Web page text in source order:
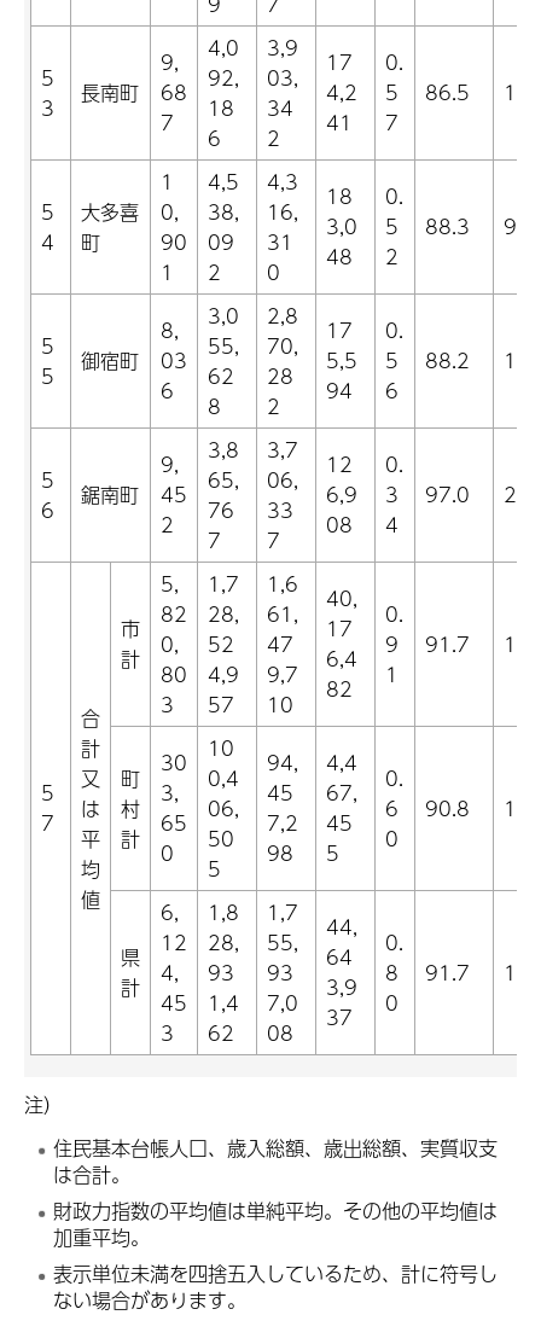
5
3
長南町
9,
68
7
4,0
92,
18
6
3,9
03,
34
2
17
4,2
41
0.
5
7
86.5
5
4
大多喜
町
1
0,
90
1
4,5
38,
09
2
4,3
16,
31
0
18
3,0
48
0.
5
2
88.3 9.2
5
5
御宿町
8,
03
6
3,0
55,
62
8
2,8
70,
28
2
17
5,5
94
0.
5
6
88.2
5
6
鋸南町
9,
45
2
3,8
65,
76
7
3,7
06,
33
7
12
6,9
08
0.
3
4
97.0
5
7
合
計
又
は
平
均
値
市
計
5,
82
0,
80
3
1,7
28,
52
4,9
57
1,6
61,
47
9,7
10
40,
17
6,4
82
0.
9
1
91.7
町
村
計
30
3,
65
0
10
0,4
06,
50
5
94,
45
7,2
98
4,4
67,
45
5
0.
6
0
90.8
県
計
6,
12
4,
45
3
1,8
28,
93
1,4
62
1,7
55,
93
7,0
08
44,
64
3,9
37
0.
8
0
91.7
注）
住民基本台帳人口、歳入総額、歳出総額、実質収支
は合計。
財政力指数の平均値は単純平均。その他の平均値は
加重平均。
表示単位未満を四捨五入しているため、計に符号し
ない場合があります。